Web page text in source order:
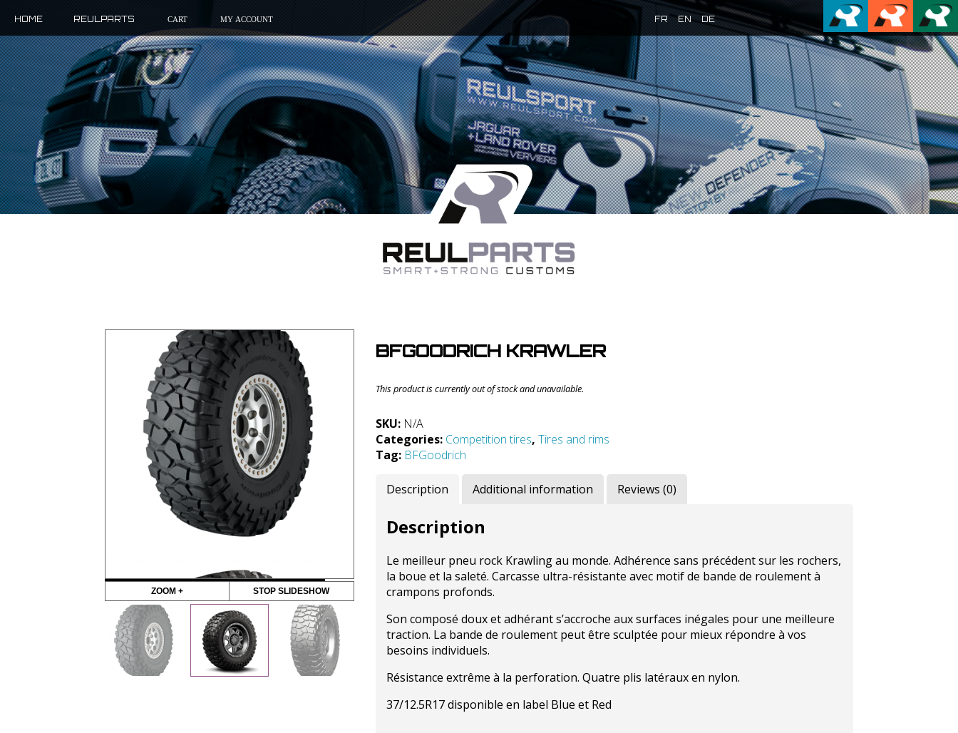
HOME REULPARTS CART MY ACCOUNT FR EN DE
ZOOM + STOP SLIDESHOW
BFGOODRICH KRAWLER
This product is currently out of stock and unavailable.
SKU: N/A
Categories: Competition tires, Tires and rims
Tag: BFGoodrich
Description Additional information Reviews (0)
Description
Le meilleur pneu rock Krawling au monde. Adhérence sans précédent sur les rochers,
la boue et la saleté. Carcasse ultra-résistante avec motif de bande de roulement à
crampons profonds.
Son composé doux et adhérant s’accroche aux surfaces inégales pour une meilleure
traction. La bande de roulement peut être sculptée pour mieux répondre à vos
besoins individuels.
Résistance extrême à la perforation. Quatre plis latéraux en nylon.
37/12.5R17 disponible en label Blue et Red